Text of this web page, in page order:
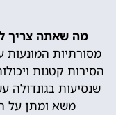
מה שאתה צריך
מסורתיות המונעות
הסירות קטנות
שנסיעות בגונדולה
משא ומתן על